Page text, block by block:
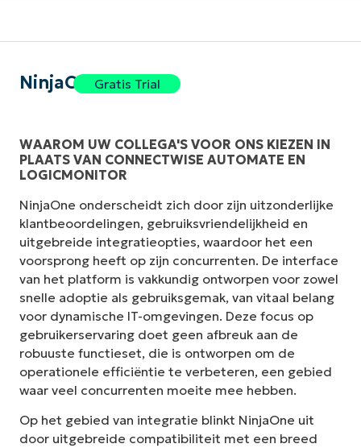
NinjaOneGratis Trial
WAAROM UW COLLEGA'S VOOR ONS KIEZEN IN
PLAATS VAN CONNECTWISE AUTOMATE EN
LOGICMONITOR
NinjaOne onderscheidt zich door zijn uitzonderlijke
klantbeoordelingen, gebruiksvriendelijkheid en
uitgebreide integratieopties, waardoor het een
voorsprong heeft op zijn concurrenten. De interface
van het platform is vakkundig ontworpen voor zowel
snelle adoptie als gebruiksgemak, van vitaal belang
voor dynamische IT-omgevingen. Deze focus op
gebruikerservaring doet geen afbreuk aan de
robuuste functieset, die is ontworpen om de
operationele efficiëntie te verbeteren, een gebied
waar veel concurrenten moeite mee hebben.
Op het gebied van integratie blinkt NinjaOne uit
door uitgebreide compatibiliteit met een breed